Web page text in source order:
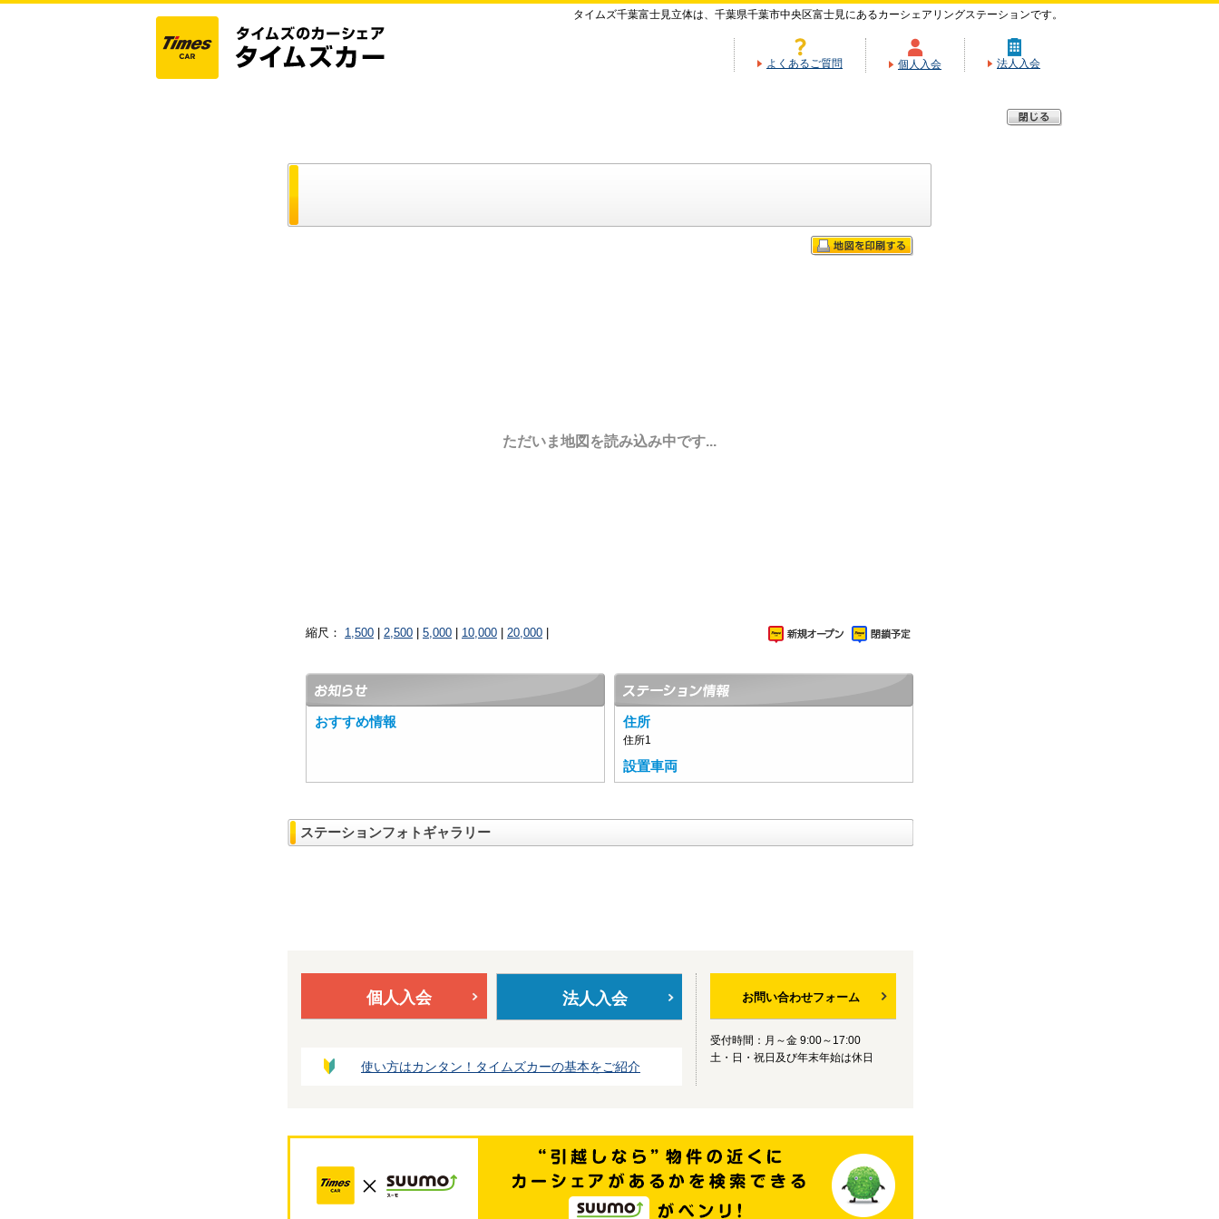
タイムズ千葉富士見立体は、千葉県千葉市中央区富士見にあるカーシェアリングステーションです。
よくあるご質問 個人入会 法人入会
ただいま地図を読み込み中です...
縮尺： 1,500 2,500 5,000 10,000 20,000
おすすめ情報 住所
住所1
設置車両
ステーションフォトギャラリー
個人入会 法人入会
使い方はカンタン！タイムズカーの基本をご紹介
お問い合わせフォーム
受付時間：月～金 9:00～17:00
土・日・祝日及び年末年始は休日